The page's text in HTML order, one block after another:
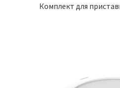
Комплект для